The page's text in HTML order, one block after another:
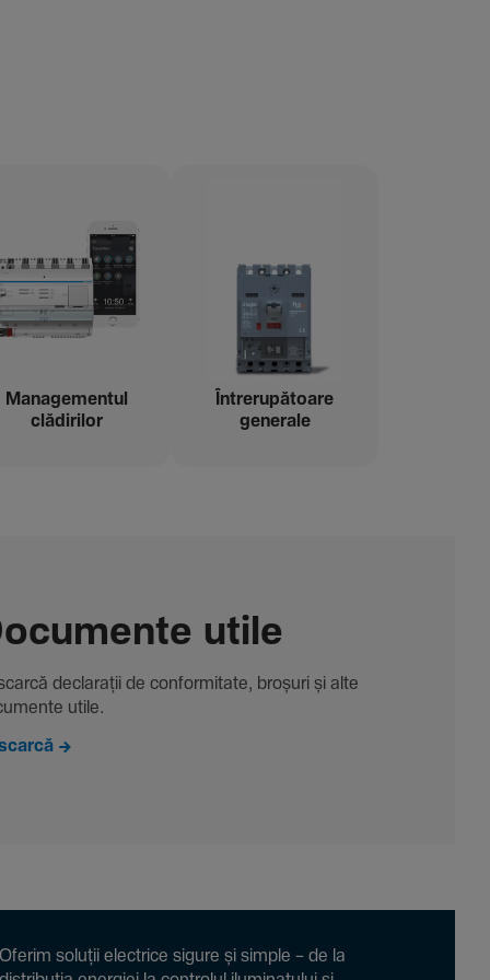
Managementul
clădi­rilor
Între­ru­pă­toare
gene­rale
utile
decla­rații de conformitate, broșuri și alte
utile.
soluții electrice sigure și simple – de la